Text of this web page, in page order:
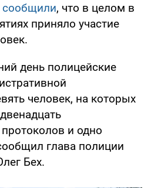
сообщили, что в целом в
приняло участие
день полицейские
человек, на которых
и одно
глава полиции
Бех.